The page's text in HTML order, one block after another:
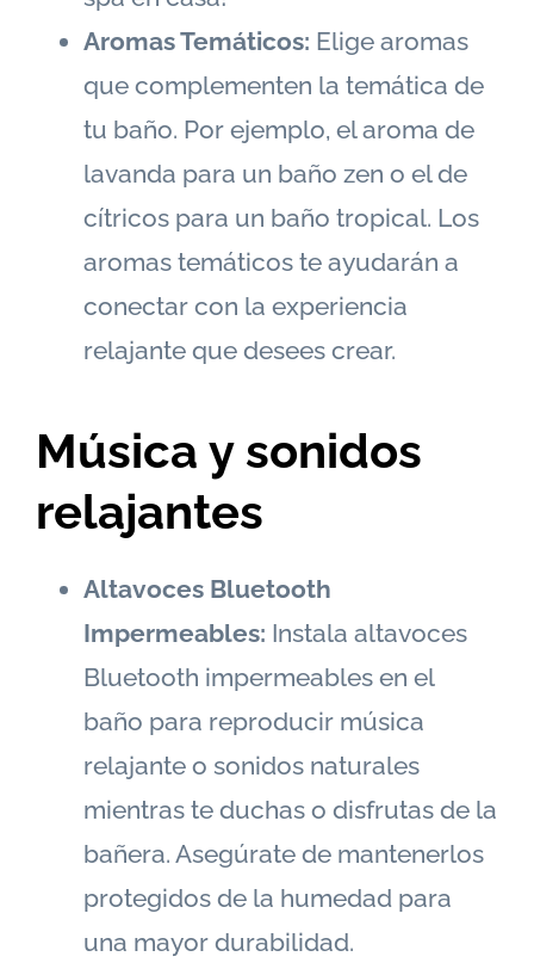
Aromas Temáticos: Elige aromas
que complementen la temática de
tu baño. Por ejemplo, el aroma de
lavanda para un baño zen o el de
cítricos para un baño tropical. Los
aromas temáticos te ayudarán a
conectar con la experiencia
relajante que desees crear.
Música y sonidos
relajantes
Altavoces Bluetooth
Impermeables: Instala altavoces
Bluetooth impermeables en el
baño para reproducir música
relajante o sonidos naturales
mientras te duchas o disfrutas de la
bañera. Asegúrate de mantenerlos
protegidos de la humedad para
una mayor durabilidad.